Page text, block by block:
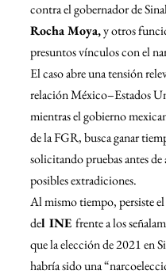
contra el gobernador de
Rocha Moya, y otros
presuntos vínculos con el
El caso abre una tensión
relación México–Estados
mientras el gobierno
de la FGR, busca ganar
solicitando pruebas antes de
posibles extradiciones.
Al mismo tiempo, persiste
del INE frente a los
que la elección de 2021 en
habría sido una